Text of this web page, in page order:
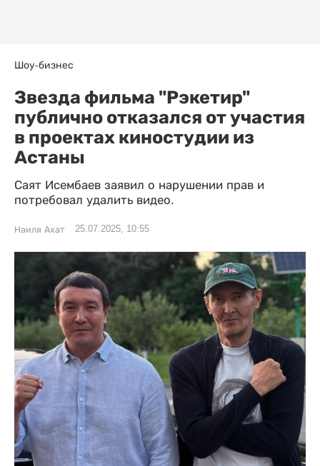
Шоу-бизнес
Звезда фильма "Рэкетир"
публично отказался от участия
в проектах киностудии из
Астаны
Саят Исембаев заявил о нарушении прав и
потребовал удалить видео.
Наиля Ахат 25.07.2025, 10:55